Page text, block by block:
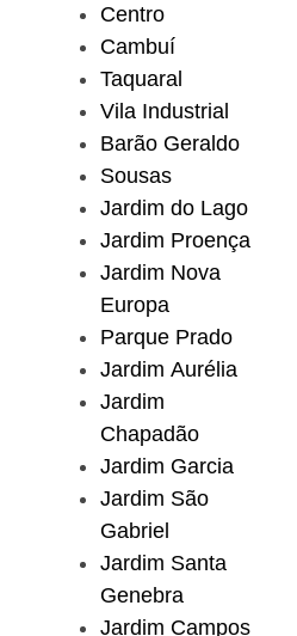
Centro
Cambuí
Taquaral
Vila Industrial
Barão Geraldo
Sousas
Jardim do Lago
Jardim Proença
Jardim Nova
Europa
Parque Prado
Jardim Aurélia
Jardim
Chapadão
Jardim Garcia
Jardim São
Gabriel
Jardim Santa
Genebra
Jardim Campos